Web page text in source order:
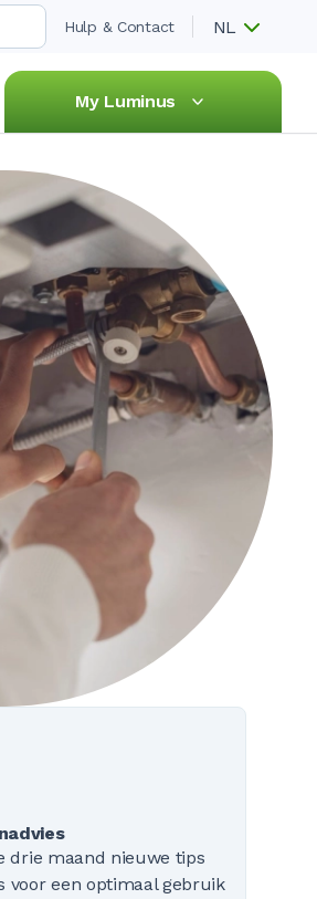
Hulp & Contact NL
My Luminus
drie maand nieuwe tips
voor een optimaal gebruik